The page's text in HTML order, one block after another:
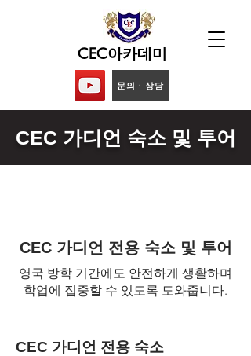
CEC아카데미
문의ᆞ상담
CEC 가디언 숙소 및 투어
CEC 가디언 전용 숙소 및 투어
영국 방학 기간에도 안전하게 생활하며
학업에 집중할 수 있도록 도와줍니다.
CEC 가디언 전용 숙소